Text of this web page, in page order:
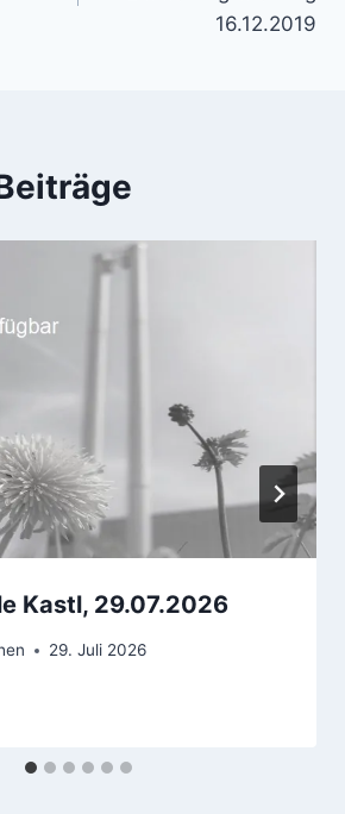
16.12.2019
Kastl, 29.07.2026
29. Juli 2026